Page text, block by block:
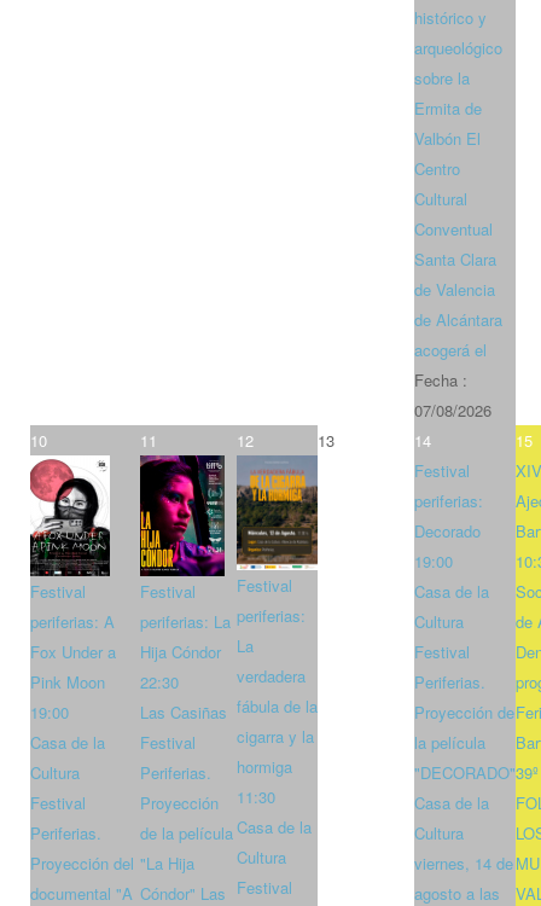
histórico y
arqueológico
sobre la
Ermita de
Valbón El
Centro
Cultural
Conventual
Santa Clara
de Valencia
de Alcántara
acogerá el
Fecha :
07/08/2026
10
Festival
periferias: A
Fox Under a
Pink Moon
19:00
Casa de la
Cultura
Festival
Periferias.
Proyección del
documental "A
11
Festival
periferias: La
Hija Cóndor
22:30
Las Casiñas
Festival
Periferias.
Proyección
de la película
"La Hija
Cóndor" Las
12
Festival
periferias:
La
verdadera
fábula de la
cigarra y la
hormiga
11:30
Casa de la
Cultura
Festival
13
14
Festival
periferias:
Decorado
19:00
Casa de la
Cultura
Festival
Periferias.
Proyección de
la película
"DECORADO"
Casa de la
Cultura
viernes, 14 de
agosto a las
15
de